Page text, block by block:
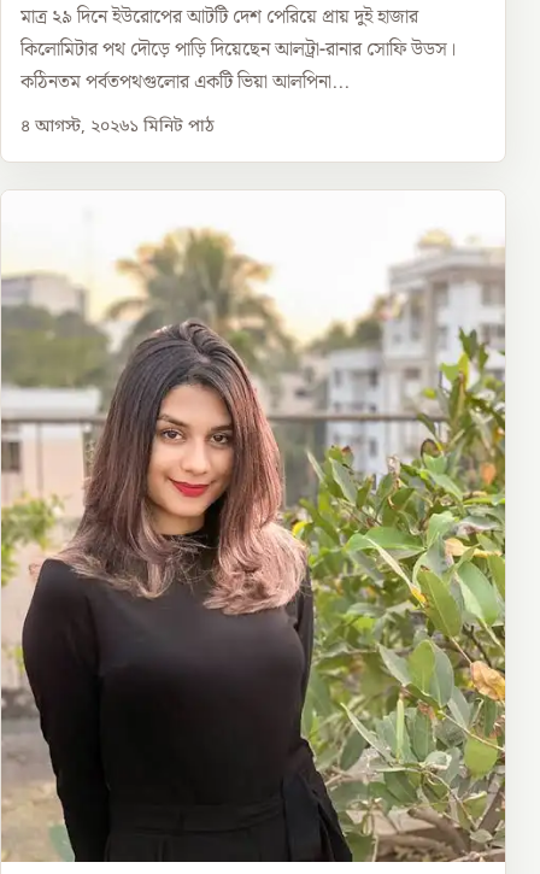
মাত্র ২৯ দিনে ইউরোপের আটটি দেশ পেরিয়ে প্রায় দুই হাজার
কিলোমিটার পথ দৌড়ে পাড়ি দিয়েছেন আলট্রা-রানার সোফি উডস।
কঠিনতম পর্বতপথগুলোর একটি ভিয়া আলপিনা...
৪ আগস্ট, ২০২৬১ মিনিট পাঠ